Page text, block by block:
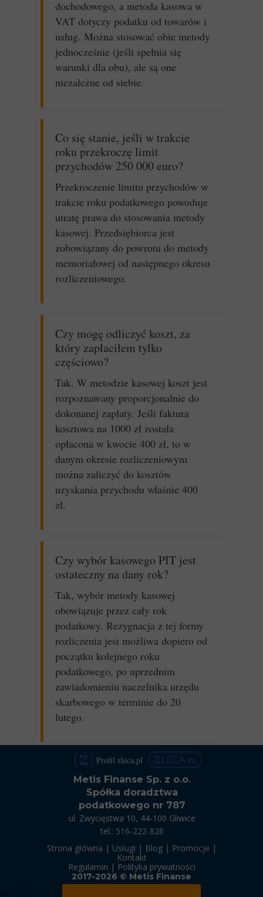
Metis Finanse Sp. z o.o.
Spółka doradztwa
podatkowego nr 787
ul. Zwycięstwa 10, 44-100 Gliwice
tel.: 516-222-826
Strona główna | Usługi | Blog| Promocje |
Kontakt
Regulamin | Polityka prywatności
2017-2026 © Metis Finanse
Profil zleca.pl
dochodowego, a metoda kasowa w
VAT dotyczy podatku od towarów i
usług. Można stosować obie metody
jednocześnie (jeśli spełnia się
warunki dla obu), ale są one
niezależne od siebie.
Co się stanie, jeśli w trakcie
roku przekroczę limit
przychodów 250 000 euro?
Przekroczenie limitu przychodów w
trakcie roku podatkowego powoduje
utratę prawa do stosowania metody
kasowej. Przedsiębiorca jest
zobowiązany do powrotu do metody
memoriałowej od następnego okresu
rozliczeniowego.
Czy mogę odliczyć koszt, za
który zapłaciłem tylko
częściowo?
Tak. W metodzie kasowej koszt jest
rozpoznawany proporcjonalnie do
dokonanej zapłaty. Jeśli faktura
kosztowa na 1000 zł została
opłacona w kwocie 400 zł, to w
danym okresie rozliczeniowym
można zaliczyć do kosztów
uzyskania przychodu właśnie 400
zł.
Czy wybór kasowego PIT jest
ostateczny na dany rok?
Tak, wybór metody kasowej
obowiązuje przez cały rok
podatkowy. Rezygnacja z tej formy
rozliczenia jest możliwa dopiero od
początku kolejnego roku
podatkowego, po uprzednim
zawiadomieniu naczelnika urzędu
skarbowego w terminie do 20
lutego.